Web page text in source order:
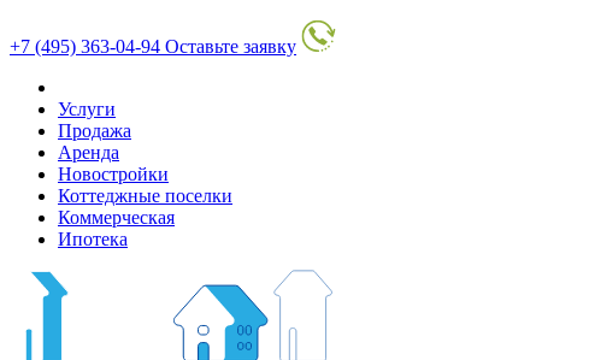
+7 (495) 363-04-94 Оставьте заявку
Услуги
Продажа
Аренда
Новостройки
Коттеджные поселки
Коммерческая
Ипотека